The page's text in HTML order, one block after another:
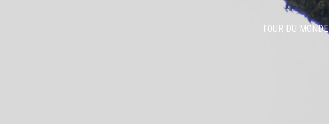
TOUR DU MONDE